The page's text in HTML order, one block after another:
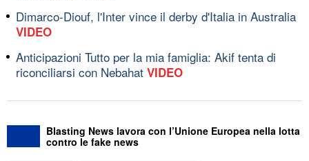
Dimarco-Diouf, l'Inter vince il derby d'Italia in Australia
VIDEO
Anticipazioni Tutto per la mia famiglia: Akif tenta di
riconciliarsi con Nebahat VIDEO
Blasting News lavora con l’Unione Europea nella lotta
contro le fake news